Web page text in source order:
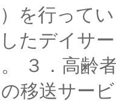
を行って
たデイサ
３．高齢
移送サー